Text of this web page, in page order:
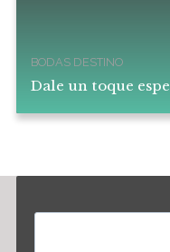
BODAS DESTINO
Dale un toque